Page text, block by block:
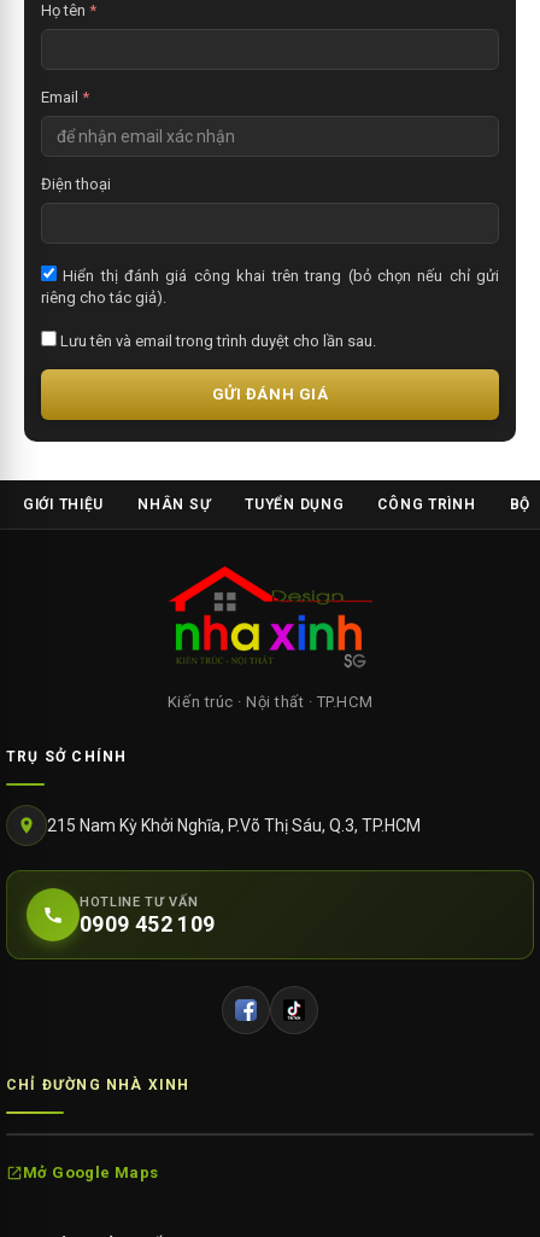
Họ tên *
Email *
Điện thoại
Hiển thị đánh giá công khai trên trang (bỏ chọn nếu chỉ gửi
riêng cho tác giả).
Lưu tên và email trong trình duyệt cho lần sau.
GỬI ĐÁNH GIÁ
GIỚI THIỆU NHÂN SỰ TUYỂN DỤNG CÔNG TRÌNH BỘ
Kiến trúc · Nội thất · TP.HCM
TRỤ SỞ CHÍNH
215 Nam Kỳ Khởi Nghĩa, P.Võ Thị Sáu, Q.3, TP.HCM
HOTLINE TƯ VẤN
0909 452 109
CHỈ ĐƯỜNG NHÀ XINH
Mở Google Maps